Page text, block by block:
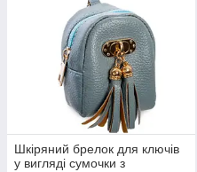
Шкіряний брелок для ключів
у вигляді сумочки з